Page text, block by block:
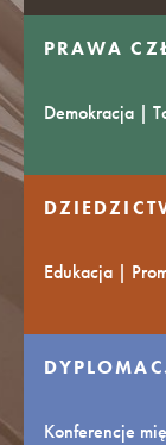
PRAWA
Demokracja |
Edukacja |
Konferencje